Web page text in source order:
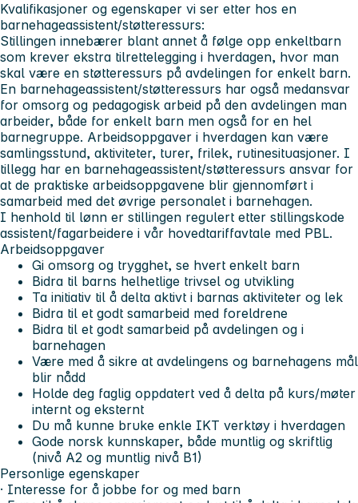
Kvalifikasjoner og egenskaper vi ser etter hos en
barnehageassistent/støtteressurs:
Stillingen innebærer blant annet å følge opp enkeltbarn
som krever ekstra tilrettelegging i hverdagen, hvor man
skal være en støtteressurs på avdelingen for enkelt barn.
En barnehageassistent/støtteressurs har også medansvar
for omsorg og pedagogisk arbeid på den avdelingen man
arbeider, både for enkelt barn men også for en hel
barnegruppe. Arbeidsoppgaver i hverdagen kan være
samlingsstund, aktiviteter, turer, frilek, rutinesituasjoner. I
tillegg har en barnehageassistent/støtteressurs ansvar for
at de praktiske arbeidsoppgavene blir gjennomført i
samarbeid med det øvrige personalet i barnehagen.
I henhold til lønn er stillingen regulert etter stillingskode
assistent/fagarbeidere i vår hovedtariffavtale med PBL.
Arbeidsoppgaver
Gi omsorg og trygghet, se hvert enkelt barn
Bidra til barns helhetlige trivsel og utvikling
Ta initiativ til å delta aktivt i barnas aktiviteter og lek
Bidra til et godt samarbeid med foreldrene
Bidra til et godt samarbeid på avdelingen og i
barnehagen
Være med å sikre at avdelingens og barnehagens mål
blir nådd
Holde deg faglig oppdatert ved å delta på kurs/møter
internt og eksternt
Du må kunne bruke enkle IKT verktøy i hverdagen
Gode norsk kunnskaper, både muntlig og skriftlig
(nivå A2 og muntlig nivå B1)
Personlige egenskaper
· Interesse for å jobbe for og med barn